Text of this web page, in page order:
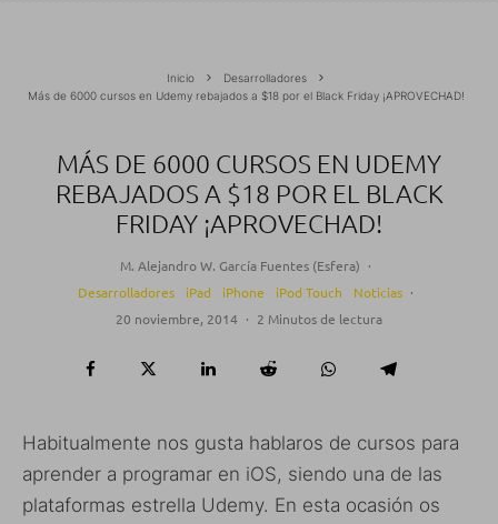
Inicio
Desarrolladores
Más de 6000 cursos en Udemy rebajados a $18 por el Black Friday ¡APROVECHAD!
MÁS DE 6000 CURSOS EN UDEMY
REBAJADOS A $18 POR EL BLACK
FRIDAY ¡APROVECHAD!
M. Alejandro W. García Fuentes (Esfera) ·
Desarrolladores
iPad iPhone iPod Touch Noticias ·
20 noviembre, 2014 · 2 Minutos de lectura
Habitualmente nos gusta hablaros de cursos para
aprender a programar en iOS, siendo una de las
plataformas estrella Udemy. En esta ocasión os